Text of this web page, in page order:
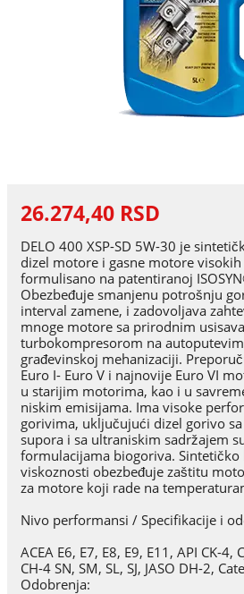
26.274,40 RSD
DELO 400 XSP-SD 5W-30 je
dizel motore i gasne motore
formulisano na patentiranoj
Obezbeđuje smanjenu potrošnju
interval zamene, i zadovoljava
mnoge motore sa prirodnim
turbokompresorom na
građevinskoj mehanizaciji.
Euro I- Euro V i najnovije Euro VI
u starijim motorima, kao i u
niskim emisijama. Ima visoke
gorivima, uključujući dizel gorivo
supora i sa ultraniskim sadržajem
formulacijama biogoriva. Sintetičko
viskoznosti obezbeđuje zaštitu
za motore koji rade na
Nivo performansi / Specifikacije i
ACEA E6, E7, E8, E9, E11, API CK-4,
CH-4 SN, SM, SL, SJ, JASO DH-2,
Odobrenja: